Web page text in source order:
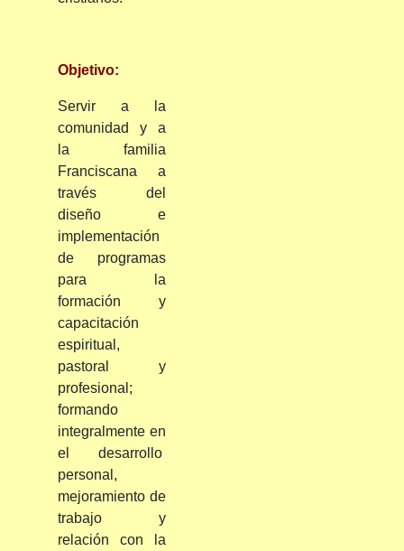
Objetivo:
Servir a la
comunidad y a
la familia
Franciscana a
través del
diseño e
implementación
de programas
para la
formación y
capacitación
espiritual,
pastoral y
profesional;
formando
integralmente en
el desarrollo
personal,
mejoramiento de
trabajo y
relación con la